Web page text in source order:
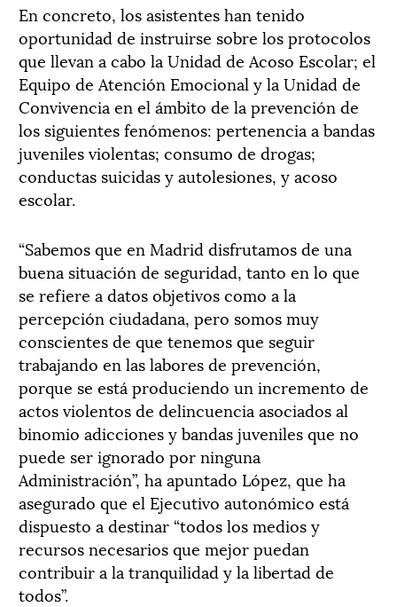
En concreto, los asistentes han tenido
oportunidad de instruirse sobre los protocolos
que llevan a cabo la Unidad de Acoso Escolar; el
Equipo de Atención Emocional y la Unidad de
Convivencia en el ámbito de la prevención de
los siguientes fenómenos: pertenencia a bandas
juveniles violentas; consumo de drogas;
conductas suicidas y autolesiones, y acoso
escolar.
“Sabemos que en Madrid disfrutamos de una
buena situación de seguridad, tanto en lo que
se refiere a datos objetivos como a la
percepción ciudadana, pero somos muy
conscientes de que tenemos que seguir
trabajando en las labores de prevención,
porque se está produciendo un incremento de
actos violentos de delincuencia asociados al
binomio adicciones y bandas juveniles que no
puede ser ignorado por ninguna
Administración”, ha apuntado López, que ha
asegurado que el Ejecutivo autonómico está
dispuesto a destinar “todos los medios y
recursos necesarios que mejor puedan
contribuir a la tranquilidad y la libertad de
todos”.